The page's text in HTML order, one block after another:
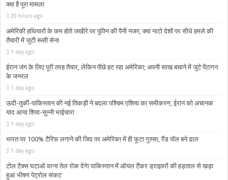
क्या है पूरा मामला
20 hours ago
अमेरिकी हथियारों के कम होते जखीरे पर पुतिन की पैनी नजर, क्या नाटो देशों पर सीधे हमले की
तैयारी में जुटी रूसी सेना
1 day ago
ईरान जंग के लिए पूरी तरह तैयार, लेकिन पीछे हट रहा अमेरिका; अपनी साख बचाने में जुटे पेंटागन
के जनरल
1 day ago
ऊदी-तुर्की-पाकिस्तान की नई तिकड़ी ने बदला पश्चिम एशिया का समीकरण, ईरान को अचानक
याद आया शिया-सुन्नी भाईचारा
1 day ago
भारत पर 100% टैरिफ लगाने की जिद पर अमेरिका में ही फूटा गुस्सा, रैंड पॉल बने ढाल
1 day ago
टोल टैक्स घटाओ वरना तेल रोक देंगे! पाकिस्तान में ऑयल टैंकर ड्राइवरों की हड़ताल से खड़ा
हुआ भीषण पेट्रोल संकट